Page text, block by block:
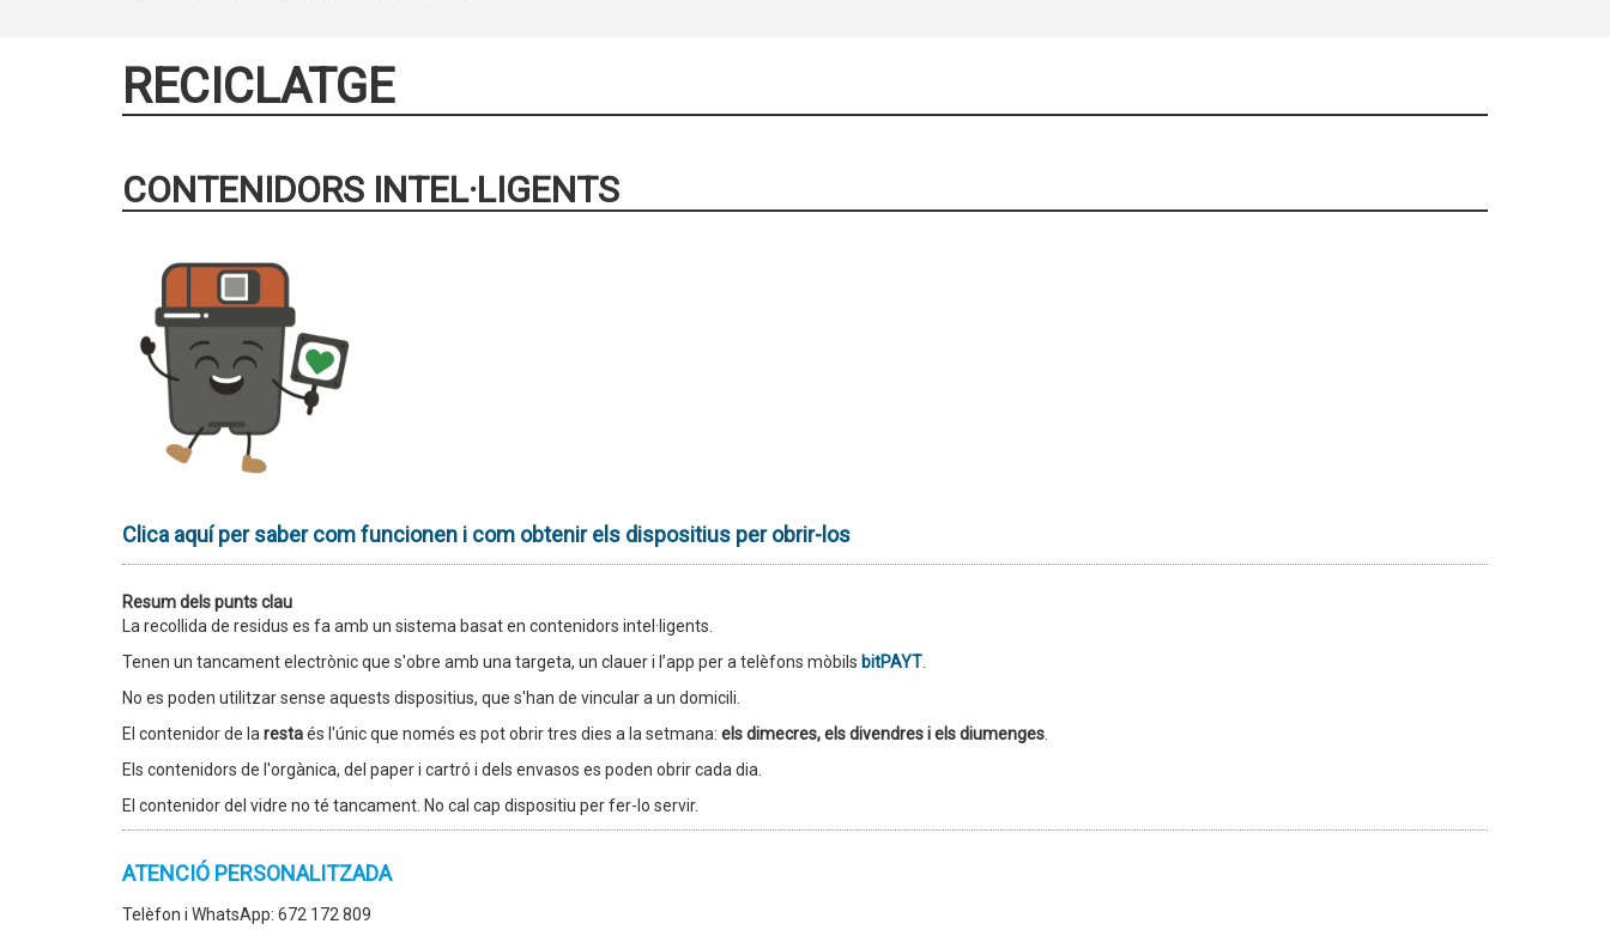
RECICLATGE
CONTENIDORS INTEL·LIGENTS
Clica aquí per saber com funcionen i com obtenir els dispositius per obrir-los
Resum dels punts clau
La recollida de residus es fa amb un sistema basat en contenidors intel·ligents.
Tenen un tancament electrònic que s'obre amb una targeta, un clauer i l’app per a telèfons mòbils bitPAYT
No es poden utilitzar sense aquests dispositius, que s'han de vincular a un domicili.
El contenidor de la restaés l'únic que només es pot obrir tres dies a la setmana: els dimecres, els divendres i els diumenges
Els contenidors de l'orgànica, del paper i cartró i dels envasos es poden obrir cada dia.
El contenidor del vidre no té tancament. No cal cap dispositiu per fer-lo servir.
ATENCIÓ PERSONALITZADA
Telèfon i WhatsApp: 672 172 809